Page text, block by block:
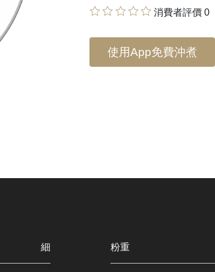
消費者評價 0
使用App免費沖煮
細 粉重